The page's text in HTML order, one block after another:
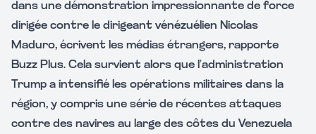
dans une démonstration impressionnante de force
dirigée contre le dirigeant vénézuélien Nicolas
Maduro, écrivent les médias étrangers, rapporte
Buzz Plus. Cela survient alors que l’administration
Trump a intensifié les opérations militaires dans la
région, y compris une série de récentes attaques
contre des navires au large des côtes du Venezuela